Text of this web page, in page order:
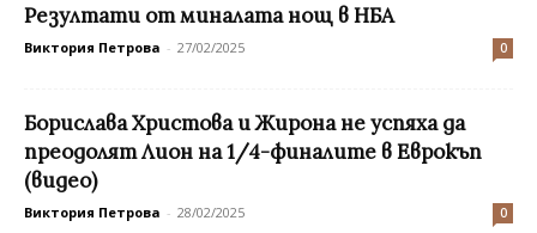
Резултати от миналата нощ в НБА
Виктория Петрова - 27/02/2025 0
Борислава Христова и Жирона не успяха да
преодолят Лион на 1/4-финалите в Еврокъп
(видео)
Виктория Петрова - 28/02/2025 0